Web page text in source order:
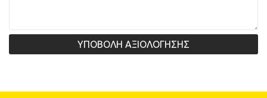
ΥΠΟΒΟΛΗ ΑΞΙΟΛΟΓΗΣΗΣ